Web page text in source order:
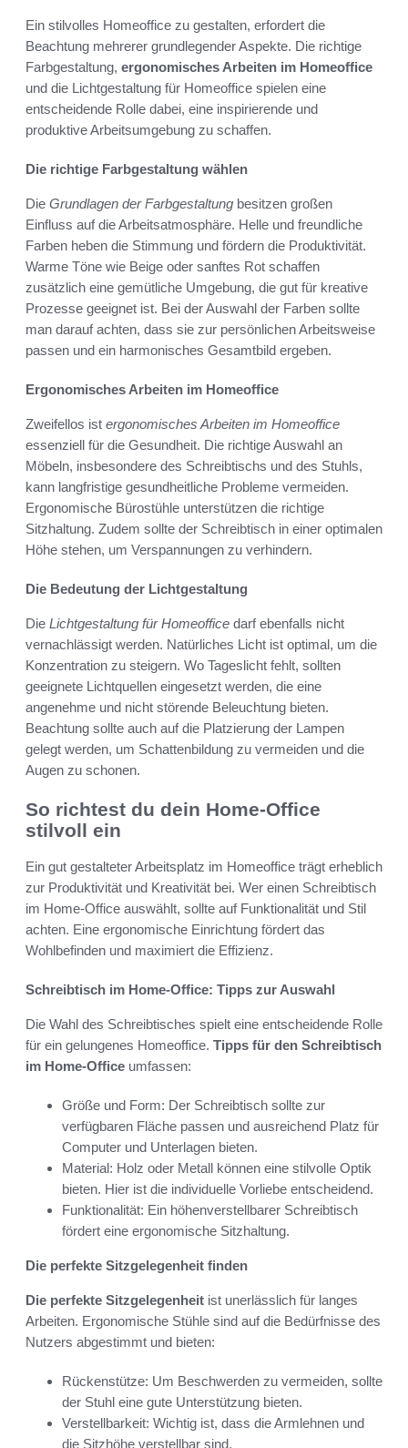
Ein stilvolles Homeoffice zu gestalten, erfordert die
Beachtung mehrerer grundlegender Aspekte. Die richtige
Farbgestaltung, ergonomisches Arbeiten im Homeoffice
und die Lichtgestaltung für Homeoffice spielen eine
entscheidende Rolle dabei, eine inspirierende und
produktive Arbeitsumgebung zu schaffen.
Die richtige Farbgestaltung wählen
Die Grundlagen der Farbgestaltung besitzen großen
Einfluss auf die Arbeitsatmosphäre. Helle und freundliche
Farben heben die Stimmung und fördern die Produktivität.
Warme Töne wie Beige oder sanftes Rot schaffen
zusätzlich eine gemütliche Umgebung, die gut für kreative
Prozesse geeignet ist. Bei der Auswahl der Farben sollte
man darauf achten, dass sie zur persönlichen Arbeitsweise
passen und ein harmonisches Gesamtbild ergeben.
Ergonomisches Arbeiten im Homeoffice
Zweifellos ist ergonomisches Arbeiten im Homeoffice
essenziell für die Gesundheit. Die richtige Auswahl an
Möbeln, insbesondere des Schreibtischs und des Stuhls,
kann langfristige gesundheitliche Probleme vermeiden.
Ergonomische Bürostühle unterstützen die richtige
Sitzhaltung. Zudem sollte der Schreibtisch in einer optimalen
Höhe stehen, um Verspannungen zu verhindern.
Die Bedeutung der Lichtgestaltung
Die Lichtgestaltung für Homeoffice darf ebenfalls nicht
vernachlässigt werden. Natürliches Licht ist optimal, um die
Konzentration zu steigern. Wo Tageslicht fehlt, sollten
geeignete Lichtquellen eingesetzt werden, die eine
angenehme und nicht störende Beleuchtung bieten.
Beachtung sollte auch auf die Platzierung der Lampen
gelegt werden, um Schattenbildung zu vermeiden und die
Augen zu schonen.
So richtest du dein Home-Office
stilvoll ein
Ein gut gestalteter Arbeitsplatz im Homeoffice trägt erheblich
zur Produktivität und Kreativität bei. Wer einen Schreibtisch
im Home-Office auswählt, sollte auf Funktionalität und Stil
achten. Eine ergonomische Einrichtung fördert das
Wohlbefinden und maximiert die Effizienz.
Schreibtisch im Home-Office: Tipps zur Auswahl
Die Wahl des Schreibtisches spielt eine entscheidende Rolle
für ein gelungenes Homeoffice. Tipps für den Schreibtisch
im Home-Office umfassen:
Größe und Form: Der Schreibtisch sollte zur
verfügbaren Fläche passen und ausreichend Platz für
Computer und Unterlagen bieten.
Material: Holz oder Metall können eine stilvolle Optik
bieten. Hier ist die individuelle Vorliebe entscheidend.
Funktionalität: Ein höhenverstellbarer Schreibtisch
fördert eine ergonomische Sitzhaltung.
Die perfekte Sitzgelegenheit finden
Die perfekte Sitzgelegenheit ist unerlässlich für langes
Arbeiten. Ergonomische Stühle sind auf die Bedürfnisse des
Nutzers abgestimmt und bieten:
Rückenstütze: Um Beschwerden zu vermeiden, sollte
der Stuhl eine gute Unterstützung bieten.
Verstellbarkeit: Wichtig ist, dass die Armlehnen und
die Sitzhöhe verstellbar sind.